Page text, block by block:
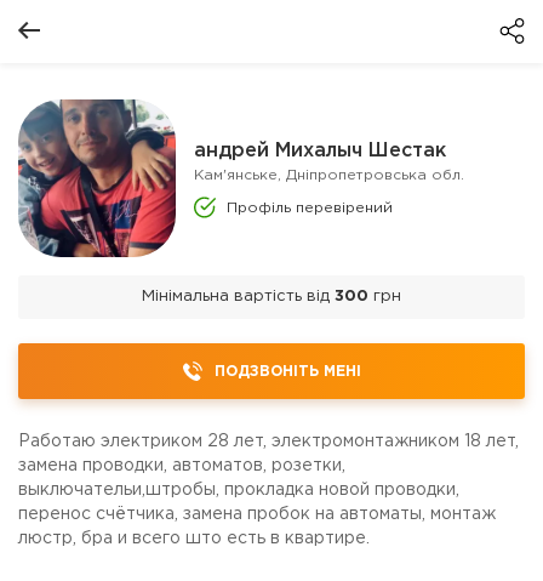
андрей Михалыч Шестак
Кам'янське, Дніпропетровська обл.
Профіль перевірений
Мінімальна вартість від 300 грн
ПОДЗВОНІТЬ МЕНІ
Работаю электриком 28 лет, электромонтажником 18 лет,
замена проводки, автоматов, розетки,
выключательи,штробы, прокладка новой проводки,
перенос счётчика, замена пробок на автоматы, монтаж
люстр, бра и всего што есть в квартире.